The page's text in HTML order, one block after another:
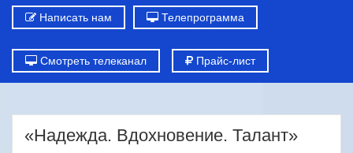
Написать нам Телепрограмма
Смотреть телеканал Прайс-лист
«Надежда. Вдохновение. Талант»